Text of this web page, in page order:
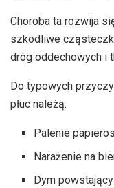
Choroba ta rozwija
szkodliwe
dróg oddechowych i
Do typowych
płuc należą:
Palenie
Narażenie na
Dym